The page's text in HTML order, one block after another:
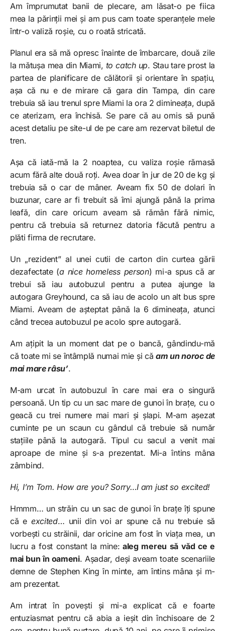
Am împrumutat banii de plecare, am lăsat-o pe fiica
mea la părinții mei și am pus cam toate speranțele mele
într-o valiză roșie, cu o roată stricată.
Planul era să mă opresc înainte de îmbarcare, două zile
la mătușa mea din Miami, to catch up. Stau tare prost la
partea de planificare de călătorii și orientare în spațiu,
așa că nu e de mirare că gara din Tampa, din care
trebuia să iau trenul spre Miami la ora 2 dimineața, după
ce aterizam, era închisă. Se pare că au omis să pună
acest detaliu pe site-ul de pe care am rezervat biletul de
tren.
Așa că iată-mă la 2 noaptea, cu valiza roșie rămasă
acum fără alte două roți. Avea doar în jur de 20 de kg și
trebuia să o car de mâner. Aveam fix 50 de dolari în
buzunar, care ar fi trebuit să îmi ajungă până la prima
leafă, din care oricum aveam să rămân fără nimic,
pentru că trebuia să returnez datoria făcută pentru a
plăti firma de recrutare.
Un „rezident” al unei cutii de carton din curtea gării
dezafectate (a nice homeless person) mi-a spus că ar
trebui să iau autobuzul pentru a putea ajunge la
autogara Greyhound, ca să iau de acolo un alt bus spre
Miami. Aveam de așteptat până la 6 dimineața, atunci
când trecea autobuzul pe acolo spre autogară.
Am ațipit la un moment dat pe o bancă, gândindu-mă
că toate mi se întâmplă numai mie și căam un noroc de
mai mare râsu’.
M-am urcat în autobuzul în care mai era o singură
persoană. Un tip cu un sac mare de gunoi în brațe, cu o
geacă cu trei numere mai mari și șlapi. M-am așezat
cuminte pe un scaun cu gândul că trebuie să număr
stațiile până la autogară. Tipul cu sacul a venit mai
aproape de mine și s-a prezentat. Mi-a întins mâna
zâmbind.
Hi, I’m Tom. How are you? Sorry…I am just so excited!
Hmmm… un străin cu un sac de gunoi în brațe îți spune
că e excited… unii din voi ar spune că nu trebuie să
vorbești cu străinii, dar oricine am fost în viața mea, un
lucru a fost constant la mine: aleg mereu să văd ce e
mai bun în oameni. Așadar, deși aveam toate scenariile
demne de Stephen King în minte, am întins mâna și m-
am prezentat.
Am intrat în povești și mi-a explicat că e foarte
entuziasmat pentru că abia a ieșit din închisoare de 2